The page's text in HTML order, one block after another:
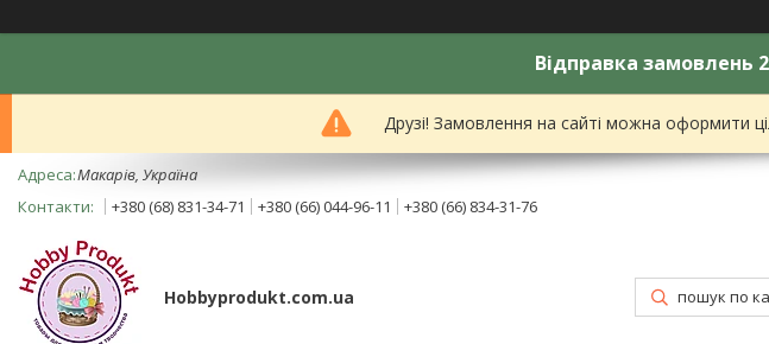
Відправка замовлень
Друзі! Замовлення на сайті можна оформити
Mакарів, Україна
+380 (68) 831-34-71
+380 (66) 044-96-11 +380 (66) 834-31-76
Hobbyprodukt.com.ua